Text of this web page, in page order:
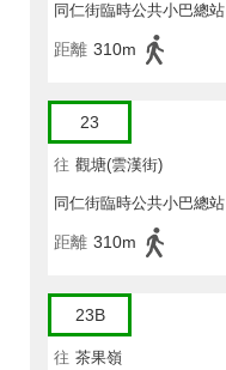
同仁街臨時公共小巴總站
距離 310m
23
往 觀塘(雲漢街)
同仁街臨時公共小巴總站
距離 310m
23B
往 茶果嶺